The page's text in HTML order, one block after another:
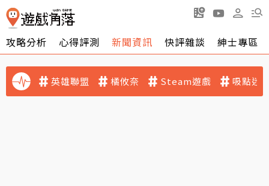
攻略分析 心得評測 新聞資訊 快評雜談 紳士專區
英雄聯盟 橘攸奈 Steam遊戲 吸點迷